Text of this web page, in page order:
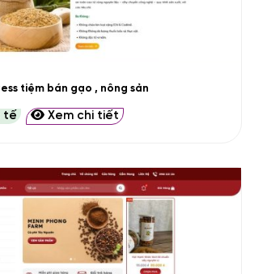
tiệm bán gạo , nông sản
tế Xem chi tiết